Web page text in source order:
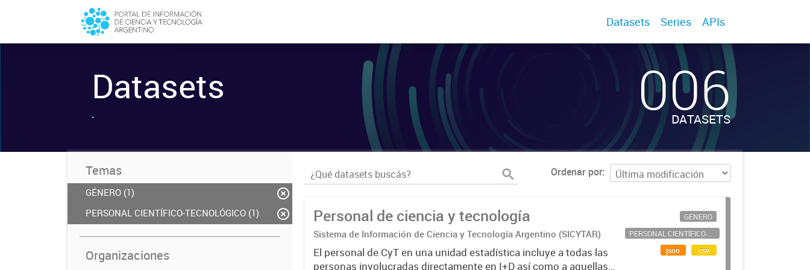
Datasets Series APIs
Datasets
- 006
DATASETS
Temas
GÉNERO (1)
PERSONAL CIENTÍFICO-TECNOLÓGICO (1)
Organizaciones
Ordenar por
Personal de ciencia y tecnología
Sistema de Información de Ciencia y Tecnología Argentino (SICYTAR)
El personal de CyT en una unidad estadística incluye a todas las
personas involucradas directamente en I+D así como a aquellas
GÉNERO
PERSONAL CIENTÍFICO-TECNOLÓGICO
json
csv